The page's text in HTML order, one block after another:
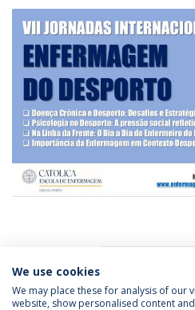
We use cookies
We may place these for analysis of our
website, show personalised content